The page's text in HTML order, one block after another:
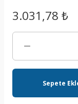
3.031,78 ₺
Sepete